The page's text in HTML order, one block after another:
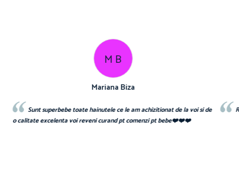
C T
Cosmin Ionuț Teaca
Recomand cu drag!